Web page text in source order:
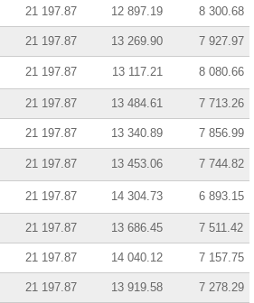
21 197.87 12 897.19 8 300.68
21 197.87 13 269.90 7 927.97
21 197.87 13 117.21 8 080.66
21 197.87 13 484.61 7 713.26
21 197.87 13 340.89 7 856.99
21 197.87 13 453.06 7 744.82
21 197.87 14 304.73 6 893.15
21 197.87 13 686.45 7 511.42
21 197.87 14 040.12 7 157.75
21 197.87 13 919.58 7 278.29